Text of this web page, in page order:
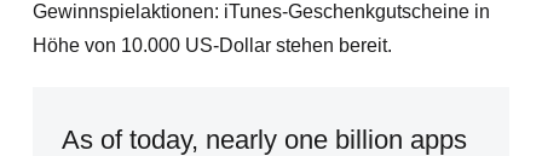
Gewinnspielaktionen: iTunes-Geschenkgutscheine in
Höhe von 10.000 US-Dollar stehen bereit.
As of today, nearly one billion apps